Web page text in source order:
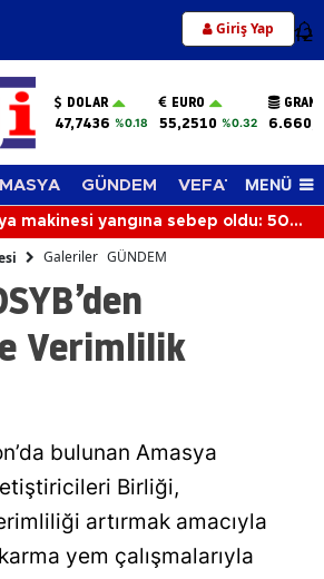
Giriş Yap 12
DOLAR
47,7436 %0.18
EURO
55,2510 %0.32
GÜNDEM VEFAT EDENLER
MENÜ
Köyü'nde Korkutan Yangın! Alevler
Galeriler GÜNDEM
Verimlilik
bulunan Amasya
Birliği,
artırmak amacıyla
yem çalışmalarıyla